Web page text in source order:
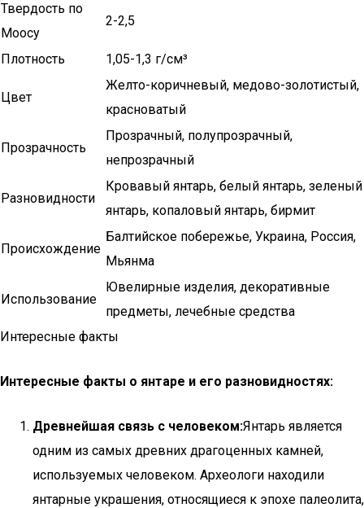
Твердость по
Моосу
2-2,5
Плотность 1,05-1,3 г/см³
Цвет
Желто-коричневый, медово-золотистый,
красноватый
Прозрачность
Прозрачный, полупрозрачный,
непрозрачный
Разновидности
Кровавый янтарь, белый янтарь, зеленый
янтарь, копаловый янтарь, бирмит
Происхождение
Балтийское побережье, Украина, Россия,
Мьянма
Использование
Ювелирные изделия, декоративные
предметы, лечебные средства
Интересные факты
Интересные факты о янтаре и его разновидностях:
Древнейшая связь с человеком:Янтарь является
одним из самых древних драгоценных камней,
используемых человеком. Археологи находили
янтарные украшения, относящиеся к эпохе палеолита,